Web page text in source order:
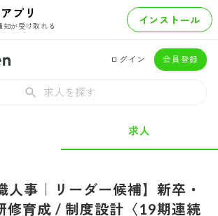
プリ
知が受け取れる インストール
ログイン 会員登録
求人を探す
求人
人事｜リーダー候補】新卒・
修育成 / 制度設計〈19期連続